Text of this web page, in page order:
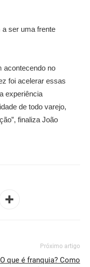
ser uma frente
acontecendo no
foi acelerar essas
experiência
de todo varejo,
finaliza João
Próximo artigo
O que é franquia? Como